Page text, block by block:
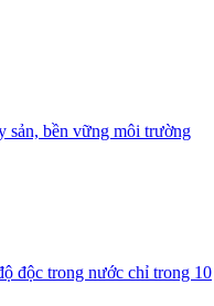
sản, bền vững môi trường
độc trong nước chỉ trong 10